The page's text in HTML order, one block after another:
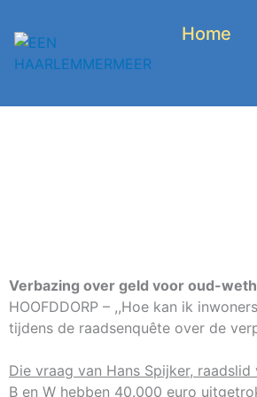
naar
inhoud
Home
Verbazing over geld voor oud-
HOOFDDORP – ,,Hoe kan ik
tijdens de raadsenquête over de
Die vraag van Hans Spijker,
B en W hebben 40.000 euro